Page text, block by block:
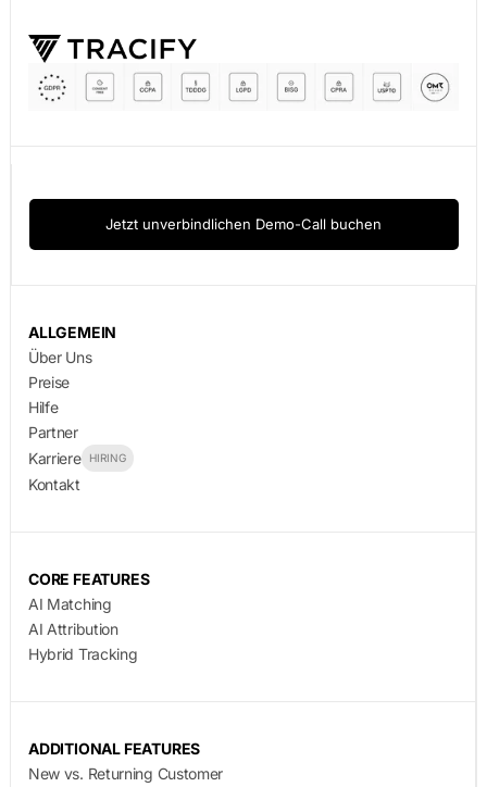
Jetzt unverbindlichen Demo-Call buchen
ALLGEMEIN
Über Uns
Preise
Hilfe
Partner
Karriere
HIRING
Kontakt
CORE FEATURES
AI Matching
AI Attribution
Hybrid Tracking
ADDITIONAL FEATURES
New vs. Returning Customer